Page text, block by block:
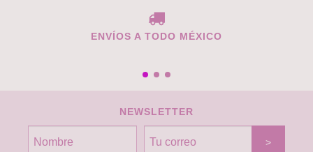
ENVÍOS A TODO MÉXICO
NEWSLETTER